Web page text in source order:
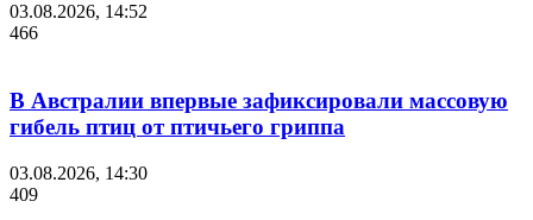
03.08.2026, 14:52
466
В Австралии впервые зафиксировали массовую
гибель птиц от птичьего гриппа
03.08.2026, 14:30
409